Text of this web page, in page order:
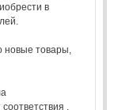
в
новые товары,
,